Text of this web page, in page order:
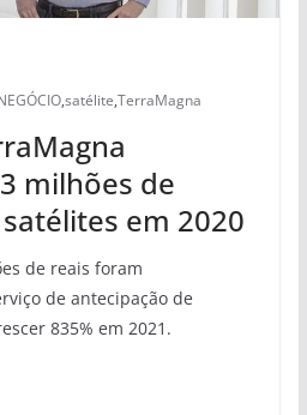
,satélite,TerraMagna
milhões de
em 2020
de reais foram
de antecipação de
835% em 2021.